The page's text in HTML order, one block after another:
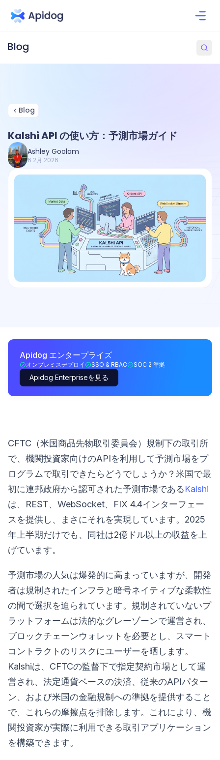
Blog
Kalshi API の使い方：予測市場ガイド
Ashley Goolam
6 2月 2026
Apidog エンタープライズ
オンプレミスデプロイ SSO & RBAC SOC 2 準拠
Apidog Enterpriseを見る
CFTC（米国商品先物取引委員会）規制下の取引所
で、機関投資家向けのAPIを利用して予測市場をプ
ログラムで取引できたらどうでしょうか？米国で最
初に連邦政府から認可された予測市場であるKalshi
は、REST、WebSocket、FIX 4.4インターフェー
スを提供し、まさにそれを実現しています。2025
年上半期だけでも、同社は2億ドル以上の収益を上
げています。
予測市場の人気は爆発的に高まっていますが、開発
者は規制されたインフラと暗号ネイティブな柔軟性
の間で選択を迫られています。規制されていないプ
ラットフォームは法的なグレーゾーンで運営され、
ブロックチェーンウォレットを必要とし、スマート
コントラクトのリスクにユーザーを晒します。
Kalshiは、CFTCの監督下で指定契約市場として運
営され、法定通貨ベースの決済、従来のAPIパター
ン、および米国の金融規制への準拠を提供すること
で、これらの摩擦点を排除します。これにより、機
関投資家が実際に利用できる取引アプリケーション
を構築できます。